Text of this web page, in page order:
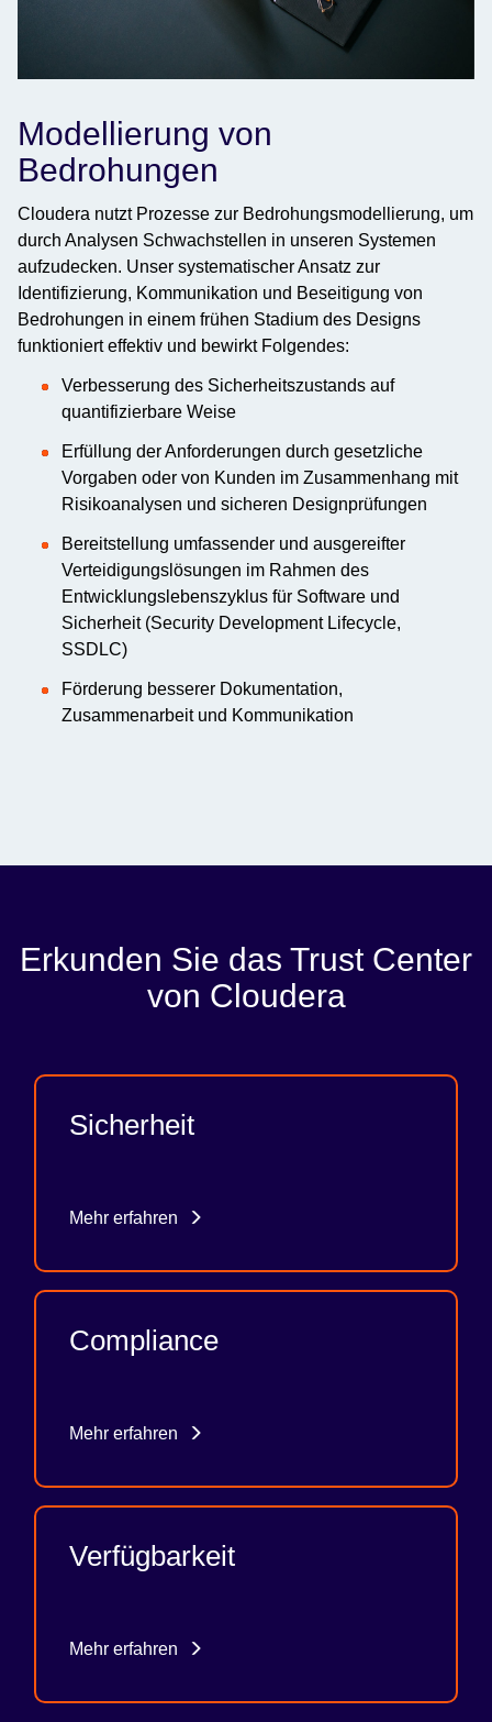
Modellierung von
Bedrohungen
Cloudera nutzt Prozesse zur Bedrohungsmodellierung, um
durch Analysen Schwachstellen in unseren Systemen
aufzudecken. Unser systematischer Ansatz zur
Identifizierung, Kommunikation und Beseitigung von
Bedrohungen in einem frühen Stadium des Designs
funktioniert effektiv und bewirkt Folgendes:
Verbesserung des Sicherheitszustands auf
quantifizierbare Weise
Erfüllung der Anforderungen durch gesetzliche
Vorgaben oder von Kunden im Zusammenhang mit
Risikoanalysen und sicheren Designprüfungen
Bereitstellung umfassender und ausgereifter
Verteidigungslösungen im Rahmen des
Entwicklungslebenszyklus für Software und
Sicherheit (Security Development Lifecycle,
SSDLC)
Förderung besserer Dokumentation,
Zusammenarbeit und Kommunikation
Erkunden Sie das Trust Center
von Cloudera
Sicherheit
Mehr erfahren
Compliance
Mehr erfahren
Verfügbarkeit
Mehr erfahren